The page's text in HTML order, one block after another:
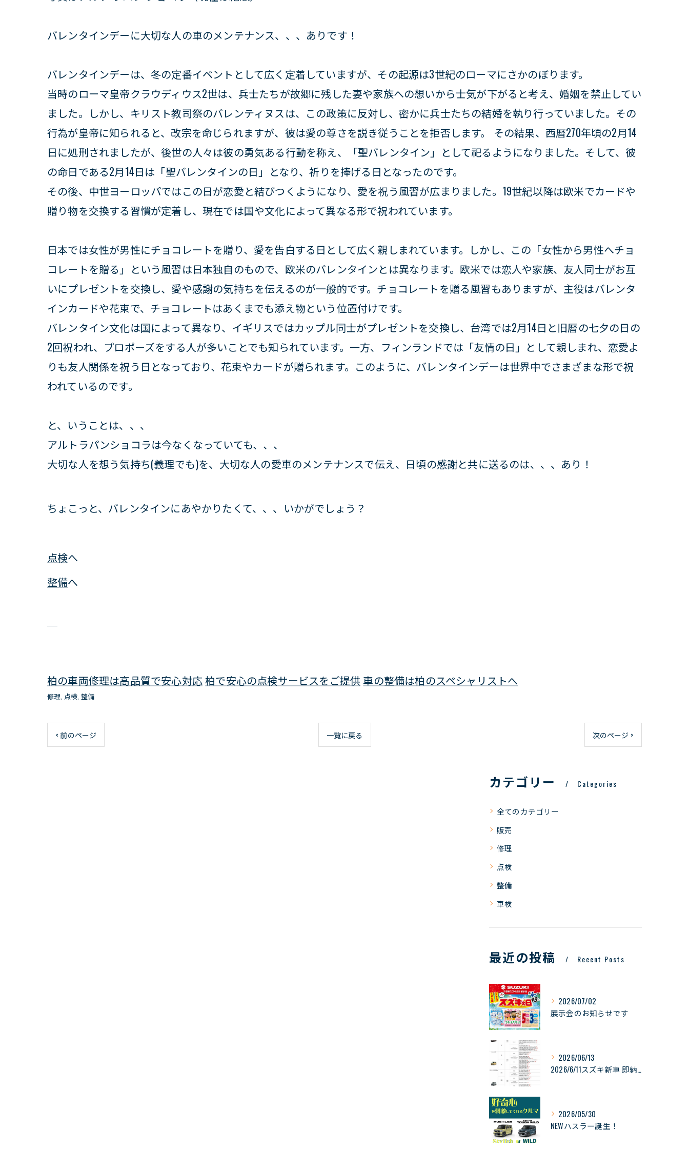
バレンタインデーに大切な人の車のメンテナンス、、、ありです！
バレンタインデーは、冬の定番イベントとして広く定着していますが、その起源は3世紀のローマにさかのぼります。
当時のローマ皇帝クラウディウス2世は、兵士たちが故郷に残した妻や家族への想いから士気が下がると考え、婚姻を禁止してい
ました。しかし、キリスト教司祭のバレンティヌスは、この政策に反対し、密かに兵士たちの結婚を執り行っていました。その
行為が皇帝に知られると、改宗を命じられますが、彼は愛の尊さを説き従うことを拒否します。 その結果、西暦270年頃の2月14
日に処刑されましたが、後世の人々は彼の勇気ある行動を称え、「聖バレンタイン」として祀るようになりました。そして、彼
の命日である2月14日は「聖バレンタインの日」となり、祈りを捧げる日となったのです。
その後、中世ヨーロッパではこの日が恋愛と結びつくようになり、愛を祝う風習が広まりました。19世紀以降は欧米でカードや
贈り物を交換する習慣が定着し、現在では国や文化によって異なる形で祝われています。
日本では女性が男性にチョコレートを贈り、愛を告白する日として広く親しまれています。しかし、この「女性から男性へチョ
コレートを贈る」という風習は日本独自のもので、欧米のバレンタインとは異なります。欧米では恋人や家族、友人同士がお互
いにプレゼントを交換し、愛や感謝の気持ちを伝えるのが一般的です。チョコレートを贈る風習もありますが、主役はバレンタ
インカードや花束で、チョコレートはあくまでも添え物という位置付けです。
バレンタイン文化は国によって異なり、イギリスではカップル同士がプレゼントを交換し、台湾では2月14日と旧暦の七夕の日の
2回祝われ、プロポーズをする人が多いことでも知られています。一方、フィンランドでは「友情の日」として親しまれ、恋愛よ
りも友人関係を祝う日となっており、花束やカードが贈られます。このように、バレンタインデーは世界中でさまざまな形で祝
われているのです。
と、いうことは、、、
アルトラパンショコラは今なくなっていても、、、
大切な人を想う気持ち(義理でも)を、大切な人の愛車のメンテナンスで伝え、日頃の感謝と共に送るのは、、、あり！
ちょこっと、バレンタインにあやかりたくて、、、いかがでしょう？
点検へ
整備へ
柏の車両修理は高品質で安心対応 柏で安心の点検サービスをご提供 車の整備は柏のスペシャリストへ
修理 点検 整備
< 前のページ 一覧に戻る 次のページ >
カテゴリー Categories
全てのカテゴリー
販売
修理
点検
整備
車検
最近の投稿 Recent Posts
2026/07/02
展示会のお知らせです
2026/06/13
2026/6/11スズキ新車 即納可能車の情報
2026/05/30
NEWハスラー誕生！